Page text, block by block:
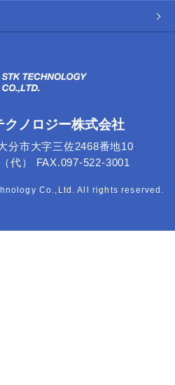
クノロジー株式会社
分市大字三佐2468番地10
代） FAX.097-522-3001
Co.,Ltd. All rights reserved.